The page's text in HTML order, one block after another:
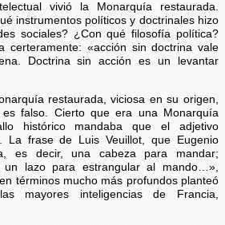
vivió la Monarquía restaurada.
instrumentos políticos y doctrinales hizo
sociales? ¿Con qué filosofía política?
certeramente: «acción sin doctrina vale
Doctrina sin acción es un levantar
restaurada, viciosa en su origen,
es falso. Cierto que era una Monarquía
histórico mandaba que el adjetivo
La frase de Luis Veuillot, que Eugenio
es decir, una cabeza para mandar;
un lazo para estrangular al mando…»,
términos mucho más profundos planteó
mayores inteligencias de Francia,